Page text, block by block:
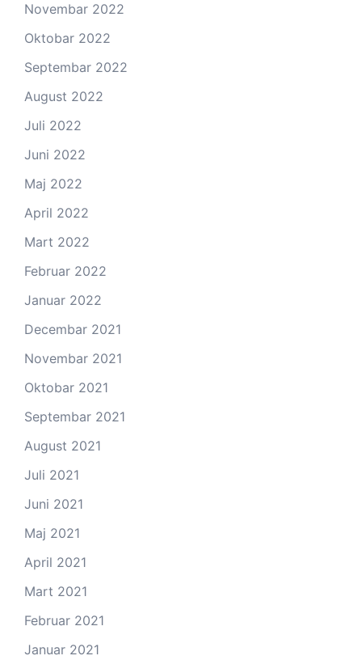
Novembar 2022
Oktobar 2022
Septembar 2022
August 2022
Juli 2022
Juni 2022
Maj 2022
April 2022
Mart 2022
Februar 2022
Januar 2022
Decembar 2021
Novembar 2021
Oktobar 2021
Septembar 2021
August 2021
Juli 2021
Juni 2021
Maj 2021
April 2021
Mart 2021
Februar 2021
Januar 2021